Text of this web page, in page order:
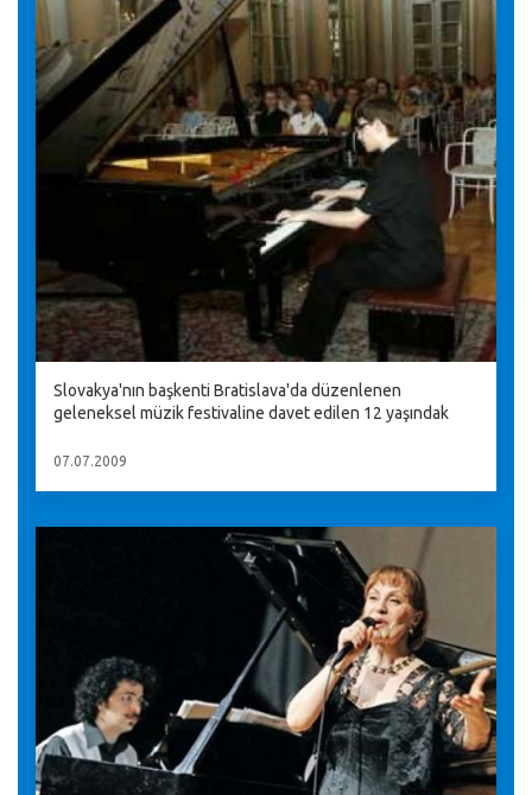
Slovakya'nın başkenti Bratislava'da düzenlenen
geleneksel müzik festivaline davet edilen 12 yaşındak
07.07.2009